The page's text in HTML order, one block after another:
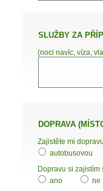
SLUŽBY ZA
(noci navíc, víza,
DOPRAVA
Zajistěte mi
autobusovou
Dopravu si zajistím
ano
ne